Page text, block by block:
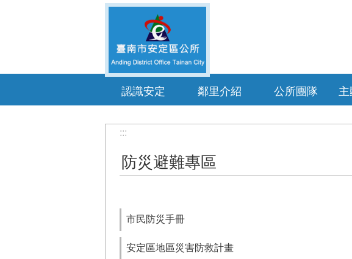
認識安定 鄰里介紹 公所團隊
:::
防災避難專區
市民防災手冊
安定區地區災害防救計畫